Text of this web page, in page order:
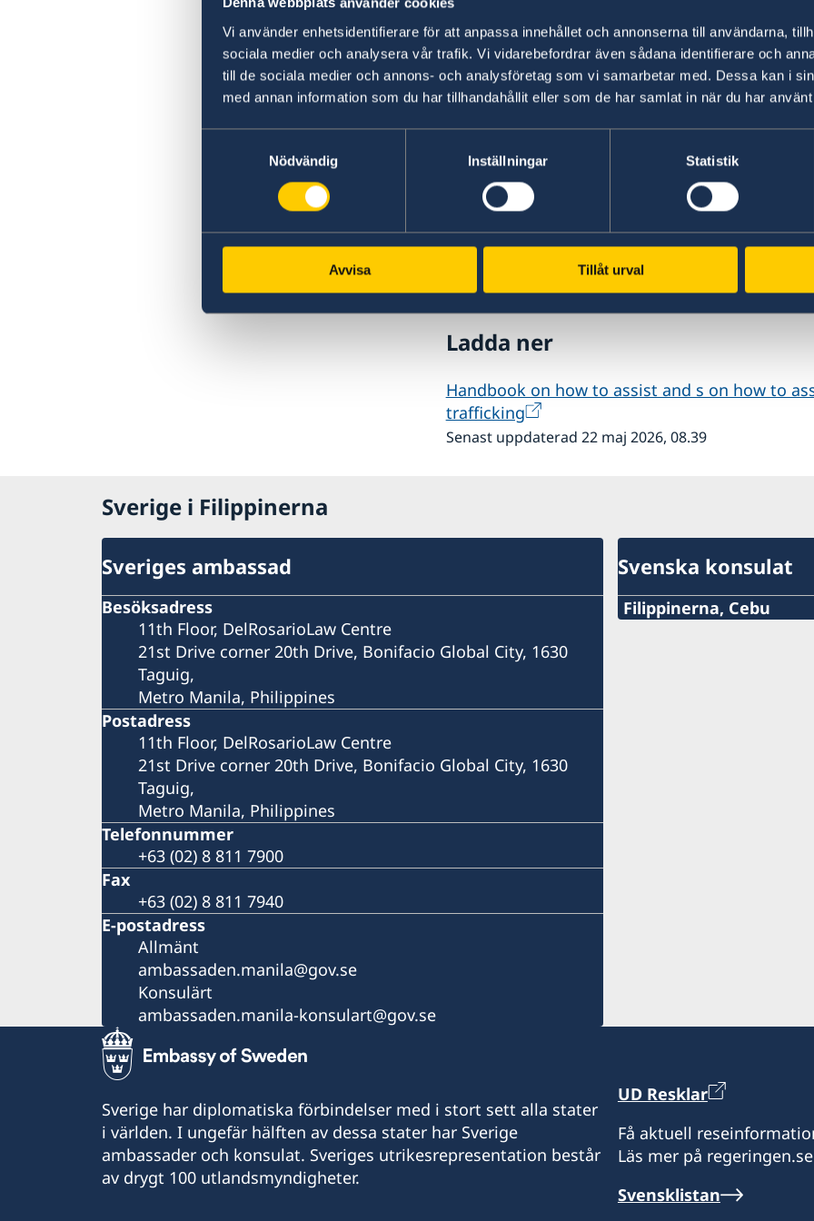
Vi använder enhetsidentifierare för att anpassa innehållet och annonserna till användarna,
sociala medier och analysera vår trafik. Vi vidarebefordrar även sådana identifierare och
till de sociala medier och annons- och analysföretag som vi samarbetar med. Dessa kan i
med annan information som du har tillhandahållit eller som de har samlat in när du har
Nödvändig
Inställningar Statistik
Avvisa Tillåt urval
– För att bekämpa människohandel är det
arbete och där är stödmaterial och
Sveriges ambassadör mot människohandel.
Justitieminister Gunnar Strömmer
handboken lanserades i Stockholm, där
ett 80-tal utländska beskickningar i Sverige
representanter från svenska myndigheter
och Jämställhetsmyndigheten – som är
mot människohandel.
Ladda ner
Handbook on how to assist and s on how to
trafficking
Senast uppdaterad 22 maj 2026, 08.39
Sverige i Filippinerna
Sveriges ambassad
Besöksadress
11th Floor, DelRosarioLaw Centre
21st Drive corner 20th Drive, Bonifacio Global City, 1630
Taguig,
Metro Manila, Philippines
Postadress
11th Floor, DelRosarioLaw Centre
21st Drive corner 20th Drive, Bonifacio Global City, 1630
Taguig,
Metro Manila, Philippines
Telefonnummer
+63 (02) 8 811 7900
Fax
+63 (02) 8 811 7940
E-postadress
Allmänt
ambassaden.manila@gov.se
Konsulärt
ambassaden.manila-konsulart@gov.se
Svenska konsulat
Filippinerna, Cebu
Sverige har diplomatiska förbindelser med i stort sett alla stater
i världen. I ungefär hälften av dessa stater har Sverige
ambassader och konsulat. Sveriges utrikesrepresentation består
av drygt 100 utlandsmyndigheter.
UD Resklar
Få aktuell
Läs mer på
Svensklistan